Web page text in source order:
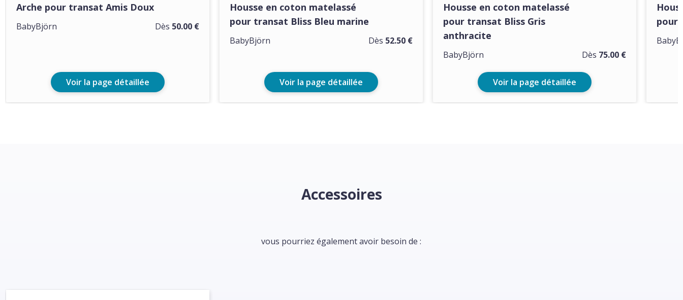
Arche pour transat Amis Doux
Dès 50.00 €
BabyBjörn
Voir la page détaillée
Housse en coton matelassé
pour transat Bliss Bleu marine
Dès 52.50 €
BabyBjörn
Voir la page détaillée
Housse en coton matelassé
pour transat Bliss Gris
anthracite
Dès 75.00 €
BabyBjörn
Voir la page détaillée
pour
Accessoires
vous pourriez également avoir besoin de :